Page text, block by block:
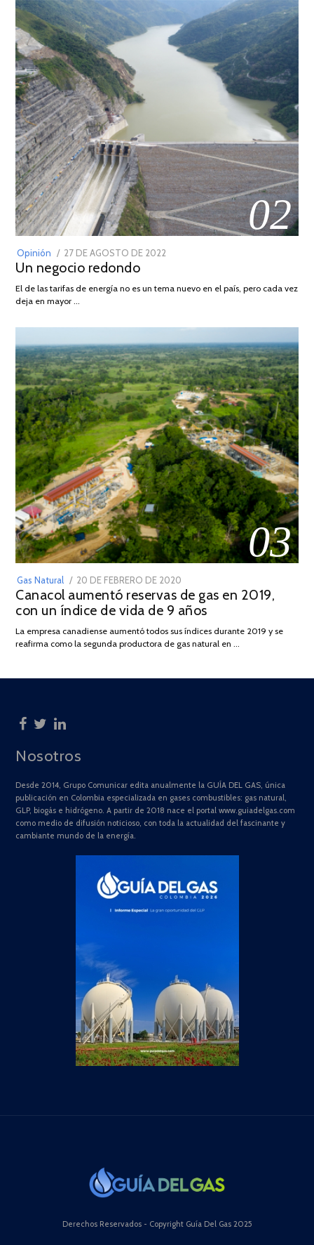
02
Opinión
POSTED
ON
27 DE AGOSTO DE 2022
DE
Un negocio redondo
El de las tarifas de energía no es un tema nuevo en el país, pero cada vez
deja en mayor …
03
Gas Natural
POSTED
ON
20 DE FEBRERO DE 2020
DE
JULIO
2025
Canacol aumentó reservas de gas en 2019,
con un índice de vida de 9 años
La empresa canadiense aumentó todos sus índices durante 2019 y se
reafirma como la segunda productora de gas natural en …
Nosotros
Desde 2014, Grupo Comunicar edita anualmente la GUÍA DEL GAS, única
publicación en Colombia especializada en gases combustibles: gas natural,
GLP, biogás e hidrógeno. A partir de 2018 nace el portal www.guiadelgas.com
como medio de difusión noticioso, con toda la actualidad del fascinante y
cambiante mundo de la energía.
Derechos Reservados - Copyright Guía Del Gas 2025